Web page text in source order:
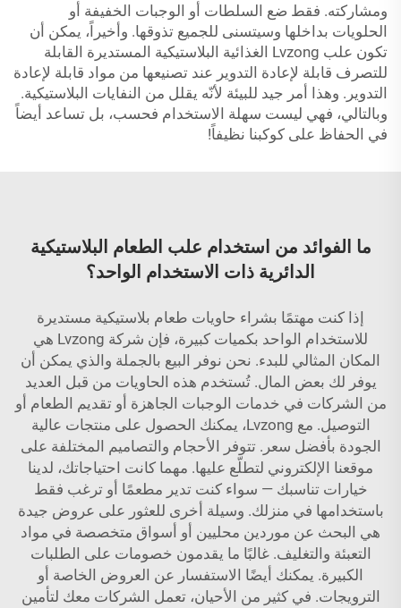
ومشاركته. فقط ضع السلطات أو الوجبات الخفيفة أو
الحلويات بداخلها وسيتسنى للجميع تذوقها. وأخيراً، يمكن أن
تكون علب Lvzong الغذائية البلاستيكية المستديرة القابلة
للتصرف قابلة لإعادة التدوير عند تصنيعها من مواد قابلة لإعادة
التدوير. وهذا أمر جيد للبيئة لأنّه يقلل من النفايات البلاستيكية.
وبالتالي، فهي ليست سهلة الاستخدام فحسب، بل تساعد أيضاً
في الحفاظ على كوكبنا نظيفاً!
ما الفوائد من استخدام علب الطعام البلاستيكية
الدائرية ذات الاستخدام الواحد؟
إذا كنت مهتمًا بشراء حاويات طعام بلاستيكية مستديرة
للاستخدام الواحد بكميات كبيرة، فإن شركة Lvzong هي
المكان المثالي للبدء. نحن نوفر البيع بالجملة والذي يمكن أن
يوفر لك بعض المال. تُستخدم هذه الحاويات من قبل العديد
من الشركات في خدمات الوجبات الجاهزة أو تقديم الطعام أو
التوصيل. مع Lvzong، يمكنك الحصول على منتجات عالية
الجودة بأفضل سعر. تتوفر الأحجام والتصاميم المختلفة على
موقعنا الإلكتروني لتطلّع عليها. مهما كانت احتياجاتك، لدينا
خيارات تناسبك — سواء كنت تدير مطعمًا أو ترغب فقط
باستخدامها في منزلك. وسيلة أخرى للعثور على عروض جيدة
هي البحث عن موردين محليين أو أسواق متخصصة في مواد
التعبئة والتغليف. غالبًا ما يقدمون خصومات على الطلبات
الكبيرة. يمكنك أيضًا الاستفسار عن العروض الخاصة أو
الترويجات. في كثير من الأحيان، تعمل الشركات معك لتأمين